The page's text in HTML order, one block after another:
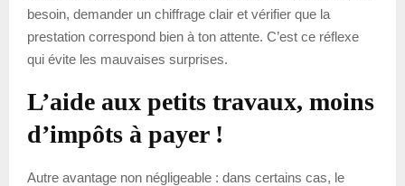
besoin, demander un chiffrage clair et vérifier que la
prestation correspond bien à ton attente. C’est ce réflexe
qui évite les mauvaises surprises.
L’aide aux petits travaux, moins
d’impôts à payer !
Autre avantage non négligeable : dans certains cas, le